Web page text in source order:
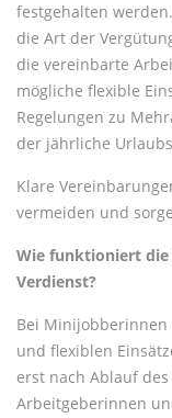
festgehalten
die Art der
die vereinbarte
mögliche flexible
Regelungen zu
der jährliche
Klare
vermeiden und
Wie funktioniert die
Verdienst?
Bei
und flexiblen
erst nach Ablauf
Arbeitgeberinnen